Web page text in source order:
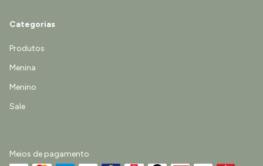
Categorias
Produtos
Menina
Menino
Sale
Meios de pagamento